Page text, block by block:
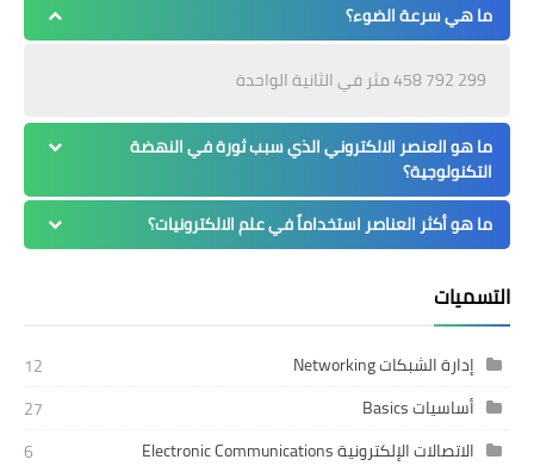
ما هي سرعة الضوء؟
299 792 458 مثر في الثانية الواحدة
ما هو العنصر الالكتروني الذي سبب ثورة في النهضة
التكنولوجية؟
ما هو أكثر العناصر استخداماً في علم الالكترونيات؟
التسميات
إدارة الشبكات Networking
12
أساسيات Basics
27
الاتصالات الإلكترونية Electronic Communications
6